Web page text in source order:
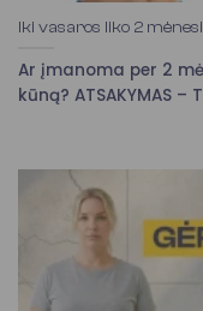
Iki vasaros liko 2
Ar įmanoma per 2
kūną? ATSAKYMAS –